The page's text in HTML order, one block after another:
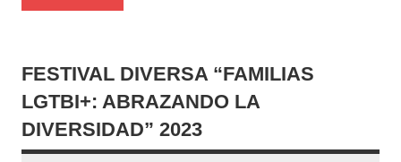
FESTIVAL DIVERSA “FAMILIAS
LGTBI+: ABRAZANDO LA
DIVERSIDAD” 2023